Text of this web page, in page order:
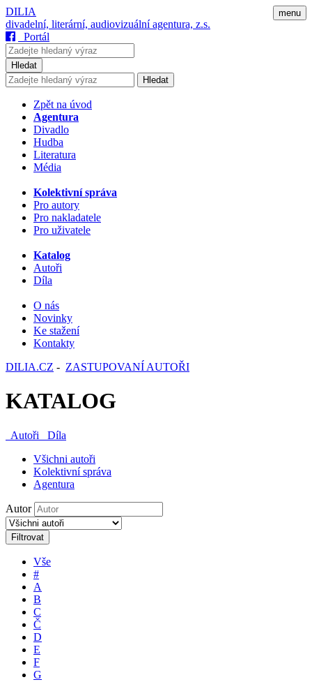
menu
DILIA
divadelní, literární, audiovizuální agentura, z.s.
Portál
Hledat
Hledat
Zpět na úvod
Agentura
Divadlo
Hudba
Literatura
Média
Kolektivní správa
Pro autory
Pro nakladatele
Pro uživatele
Katalog
Autoři
Díla
O nás
Novinky
Ke stažení
Kontakty
DILIA.CZ - ZASTUPOVANÍ AUTOŘI
KATALOG
Autoři
Díla
Všichni autoři
Kolektivní správa
Agentura
Autor
Filtrovat
Vše
#
A
B
C
Č
D
E
F
G